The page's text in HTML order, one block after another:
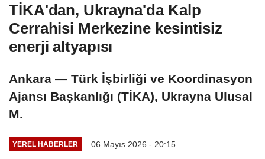
TİKA'dan, Ukrayna'da Kalp
Cerrahisi Merkezine kesintisiz
enerji altyapısı
Ankara — Türk İşbirliği ve Koordinasyon
Ajansı Başkanlığı (TİKA), Ukrayna Ulusal
M.
YEREL HABERLER 06 Mayıs 2026 - 20:15